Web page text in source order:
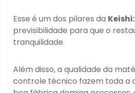
Esse é um dos pilares da Keishi:
previsibilidade para que o
tranquilidade.
Além disso, a qualidade da
controle técnico fazem toda a